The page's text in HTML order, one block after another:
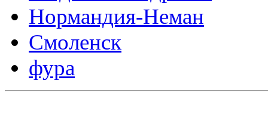
Нормандия-Неман
Смоленск
фура